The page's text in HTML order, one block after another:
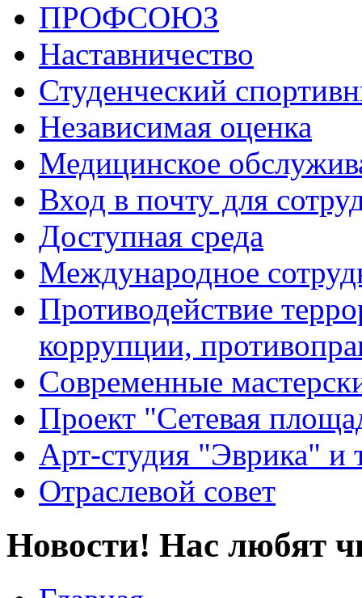
ПРОФСОЮЗ
Наставничество
Студенческий
Независимая оценка
Медицинское
Вход в почту для
Доступная среда
Международное
Противодействие
коррупции,
Современные
Проект "Сетевая
Арт-студия "Эврика" и
Отраслевой совет
Новости! Нас любят